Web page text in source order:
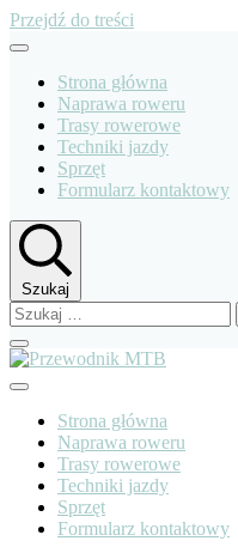
Przejdź do treści
Strona główna
Naprawa roweru
Trasy rowerowe
Techniki jazdy
Sprzęt
Formularz kontaktowy
Szukaj
Szukaj:
Strona główna
Naprawa roweru
Trasy rowerowe
Techniki jazdy
Sprzęt
Formularz kontaktowy